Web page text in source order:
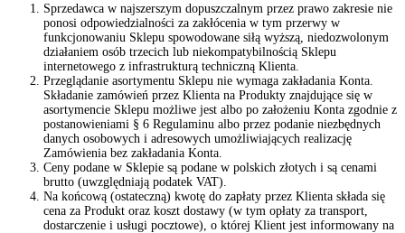
Sprzedawca w najszerszym dopuszczalnym przez prawo zakresie nie
ponosi odpowiedzialności za zakłócenia w tym przerwy w
funkcjonowaniu Sklepu spowodowane siłą wyższą, niedozwolonym
działaniem osób trzecich lub niekompatybilnością Sklepu
internetowego z infrastrukturą techniczną Klienta.
Przeglądanie asortymentu Sklepu nie wymaga zakładania Konta.
Składanie zamówień przez Klienta na Produkty znajdujące się w
asortymencie Sklepu możliwe jest albo po założeniu Konta zgodnie z
postanowieniami § 6 Regulaminu albo przez podanie niezbędnych
danych osobowych i adresowych umożliwiających realizację
Zamówienia bez zakładania Konta.
Ceny podane w Sklepie są podane w polskich złotych i są cenami
brutto (uwzględniają podatek VAT).
Na końcową (ostateczną) kwotę do zapłaty przez Klienta składa się
cena za Produkt oraz koszt dostawy (w tym opłaty za transport,
dostarczenie i usługi pocztowe), o której Klient jest informowany na